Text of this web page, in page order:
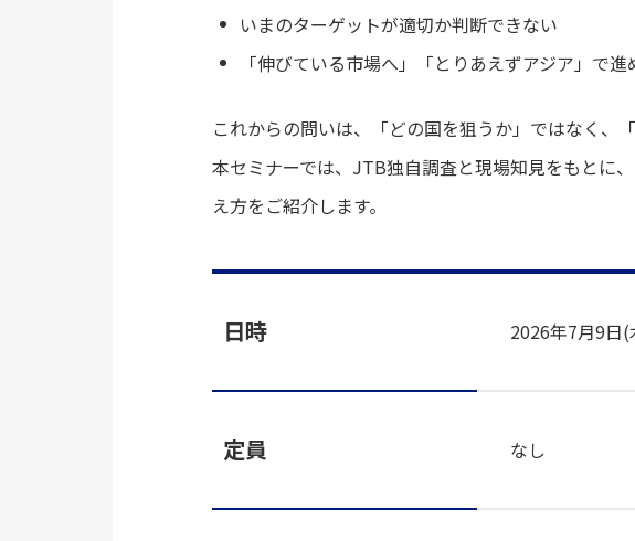
いまのターゲットが適切か判断できない
「伸びている市場へ」「とりあえずアジア」で
これからの問いは、「どの国を狙うか」ではなく、
本セミナーでは、JTB独自調査と現場知見をもとに
え方をご紹介します。
日時 2026年7月9日(
定員 なし